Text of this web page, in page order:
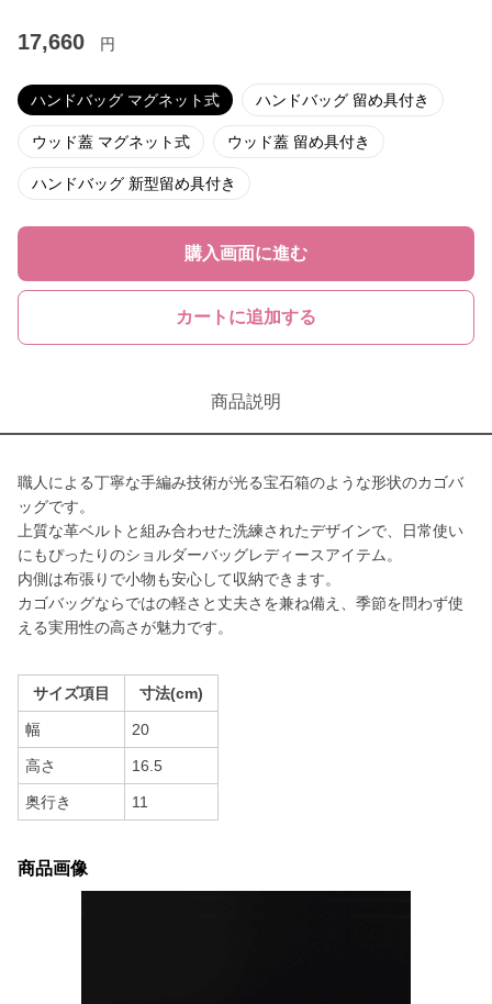
17,660 円
ハンドバッグ マグネット式 ハンドバッグ 留め具付き
ウッド蓋 マグネット式 ウッド蓋 留め具付き
ハンドバッグ 新型留め具付き
購入画面に進む
カートに追加する
商品説明
職人による丁寧な手編み技術が光る宝石箱のような形状のカゴバ
ッグです。
上質な革ベルトと組み合わせた洗練されたデザインで、日常使い
にもぴったりのショルダーバッグレディースアイテム。
内側は布張りで小物も安心して収納できます。
カゴバッグならではの軽さと丈夫さを兼ね備え、季節を問わず使
える実用性の高さが魅力です。
サイズ項目 寸法(cm)
幅 20
高さ 16.5
奥行き 11
商品画像